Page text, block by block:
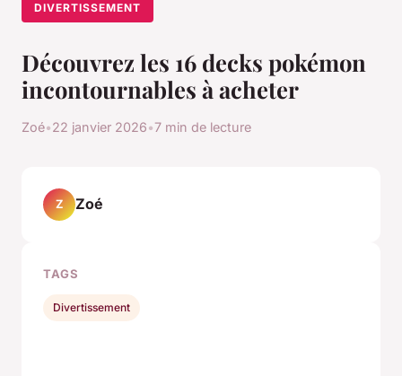
DIVERTISSEMENT
Découvrez les 16 decks pokémon
incontournables à acheter
Zoé•22 janvier 2026•7 min de lecture
Z Zoé
TAGS
Divertissement